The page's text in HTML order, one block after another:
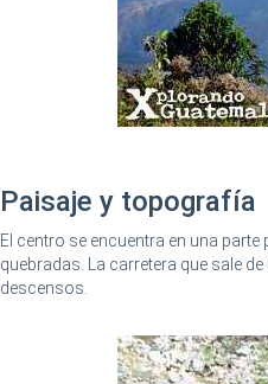
Paisaje y topografía
El centro se encuentra en una
quebradas. La carretera que sale
descensos.